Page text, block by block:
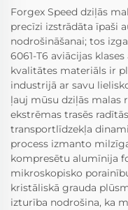
Forgex Speed dziļās
precīzi izstrādāta īpaši
nodrošināšanai; tos
6061-T6 aviācijas
kvalitātes materiāls ir
industrijā ar savu
ļauj mūsu dziļās
ekstrēmas trasēs
transportlīdzekļa
process izmanto
kompresētu alumīnija
mikroskopisko
kristāliskā grauda
izturība nodrošina, ka